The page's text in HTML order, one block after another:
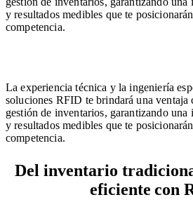
y resultados medibles que te
competencia.
La experiencia técnica y la ingeniería
soluciones RFID te brindará una ventaja
gestión de inventarios, garantizando
y resultados medibles que te
competencia.
Del inventario
eficiente con